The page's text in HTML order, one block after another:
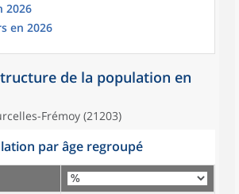
2026
en 2026
de la population en
Frémoy (21203)
par âge regroupé